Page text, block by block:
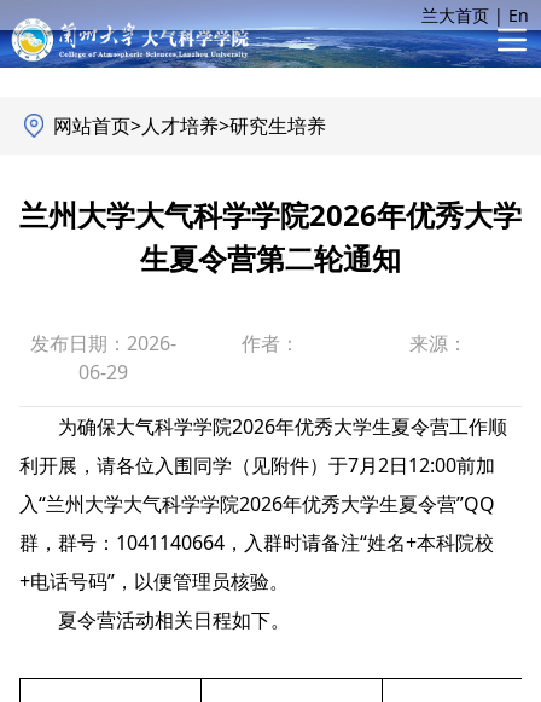
兰大首页 | En
网站首页>人才培养>研究生培养
兰州大学大气科学学院2026年优秀大学
生夏令营第二轮通知
发布日期：2026-
06-29
作者： 来源：
为确保大气科学学院2026年优秀大学生夏令营工作顺
利开展，请各位入围同学（见附件）于7月2日12:00前加
入“兰州大学大气科学学院2026年优秀大学生夏令营”QQ
群，群号：1041140664，入群时请备注“姓名+本科院校
+电话号码”，以便管理员核验。
夏令营活动相关日程如下。